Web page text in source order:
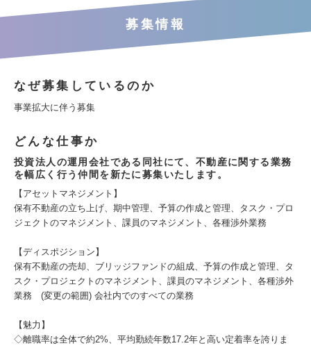
募集情報
なぜ募集しているのか
事業拡大に伴う募集
どんな仕事か
投資法人の運用会社である同社にて、不動産に関する業務
を幅広く行う仲間を新たに募集いたします。
【アセットマネジメント】
保有不動産の立ち上げ、期中管理、予算の作成と管理、タスク・プロ
ジェクトのマネジメント、課員のマネジメント、各種渉外業務
【ディスポジション】
保有不動産の売却、ブリッジファンドの組成、予算の作成と管理、タ
スク・プロジェクトのマネジメント、課員のマネジメント、各種渉外
業務 (変更の範囲) 会社内でのすべての業務
【魅力】
◇離職率は全体で約2%、平均勤続年数17.2年と高い定着率を誇りま